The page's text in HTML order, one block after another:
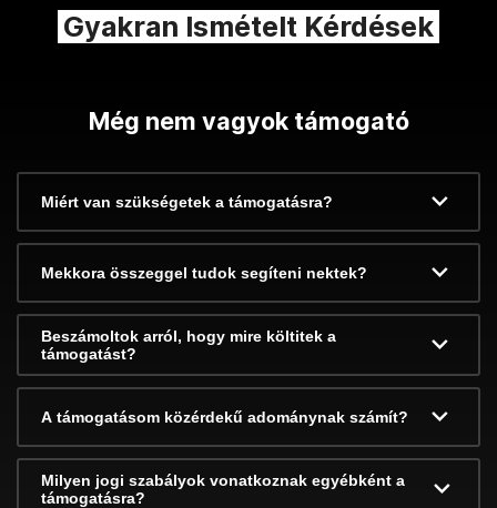
Gyakran Ismételt Kérdések
Még nem vagyok támogató
Miért van szükségetek a támogatásra?
Mekkora összeggel tudok segíteni nektek?
Beszámoltok arról, hogy mire költitek a
támogatást?
A támogatásom közérdekű adománynak számít?
Milyen jogi szabályok vonatkoznak egyébként a
támogatásra?